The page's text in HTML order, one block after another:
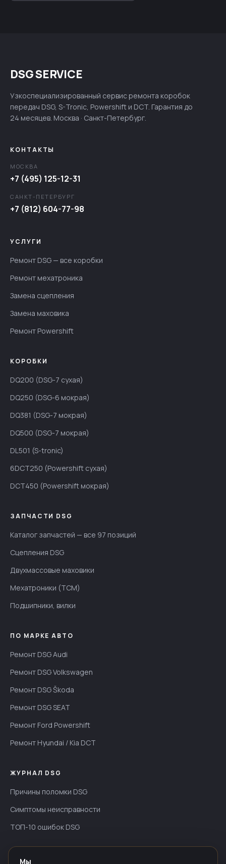
DSG SERVICE
Узкоспециализированный сервис ремонта коробок
передач DSG, S-Tronic, Powershift и DCT. Гарантия до
24 месяцев. Москва · Санкт-Петербург.
КОНТАКТЫ
МОСКВА
+7 (495) 125-12-31
САНКТ-ПЕТЕРБУРГ
+7 (812) 604-77-98
УСЛУГИ
Ремонт DSG — все коробки
Ремонт мехатроника
Замена сцепления
Замена маховика
Ремонт Powershift
КОРОБКИ
DQ200 (DSG-7 сухая)
DQ250 (DSG-6 мокрая)
DQ381 (DSG-7 мокрая)
DQ500 (DSG-7 мокрая)
DL501 (S-tronic)
6DCT250 (Powershift сухая)
DCT450 (Powershift мокрая)
ЗАПЧАСТИ DSG
Каталог запчастей — все 97 позиций
Сцепления DSG
Двухмассовые маховики
Мехатроники (TCM)
Подшипники, вилки
ПО МАРКЕ АВТО
Ремонт DSG Audi
Ремонт DSG Volkswagen
Ремонт DSG Škoda
Ремонт DSG SEAT
Ремонт Ford Powershift
Ремонт Hyundai / Kia DCT
ЖУРНАЛ DSG
Причины поломки DSG
Симптомы неисправности
ТОП-10 ошибок DSG
ИНФОРМАЦИЯ
Мы